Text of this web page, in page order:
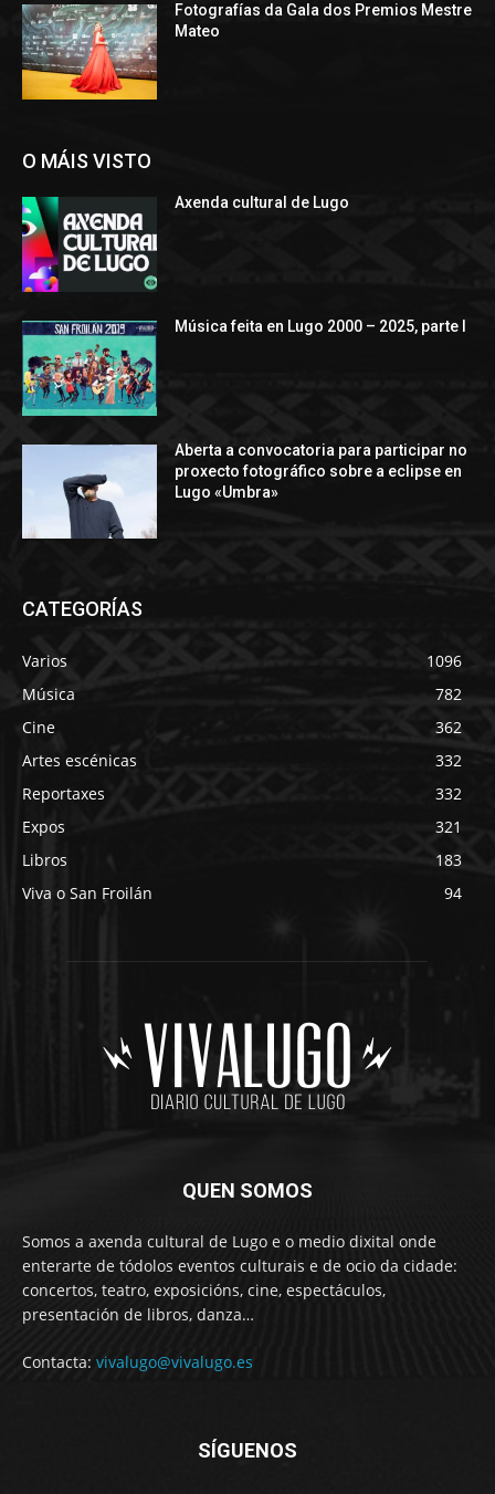
Fotografías da Gala dos Premios Mestre
Mateo
O MÁIS VISTO
Axenda cultural de Lugo
Música feita en Lugo 2000 – 2025, parte I
Aberta a convocatoria para participar no
proxecto fotográfico sobre a eclipse en
Lugo «Umbra»
CATEGORÍAS
Varios
1096
Música
782
Cine
362
Artes escénicas
332
Reportaxes
332
Expos
321
Libros
183
Viva o San Froilán
94
QUEN SOMOS
Somos a axenda cultural de Lugo e o medio dixital onde
enterarte de tódolos eventos culturais e de ocio da cidade:
concertos, teatro, exposicións, cine, espectáculos,
presentación de libros, danza…
Contacta: vivalugo@vivalugo.es
SÍGUENOS